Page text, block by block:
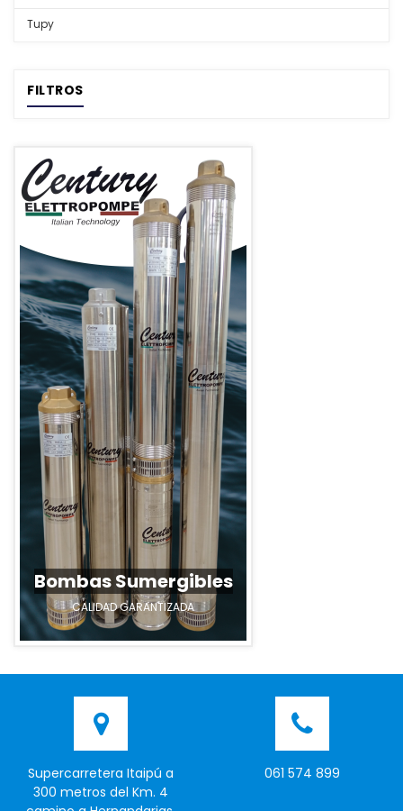
Tupy
FILTROS
Bombas Sumergibles
CALIDAD GARANTIZADA
Supercarretera Itaipú a
300 metros del Km. 4
061 574 899